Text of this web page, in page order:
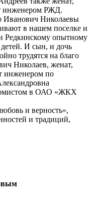
инженером РЖД.
Иванович Николаевы
в нашем поселке и
Редкинскому опытному
И сын, и дочь
трудятся на благо
Николаев, женат,
инженером по
в ОАО «ЖКХ
и верность»,
и традиций,